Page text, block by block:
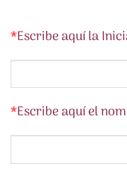
*Escribe aquí la
*Escribe aquí el